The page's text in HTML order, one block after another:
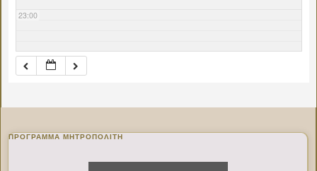
23:00
ΠΡΌΓΡΑΜΜΑ ΜΗΤΡΟΠΟΛΊΤΗ